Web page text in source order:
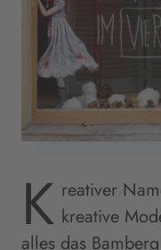
K reativer
kreative
alles das